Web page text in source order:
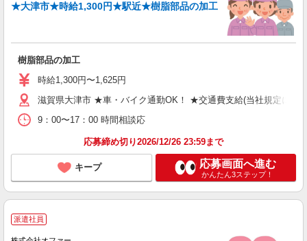
★大津市★時給1,300円★駅近★樹脂部品の加工
樹脂部品の加工
時給1,300円〜1,625円
滋賀県大津市 ★車・バイク通勤OK！ ★交通費支給(当社規定によ
9：00〜17：00 時間相談応
応募締め切り2026/12/26 23:59まで
キープ 応募画面へ進む
かんたん3ステップ！
派遣社員